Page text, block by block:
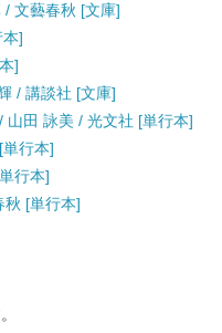
文藝春秋 [文庫]
]
]
/ 講談社 [文庫]
山田 詠美 / 光文社 [単行本]
行本]
行本]
秋 [単行本]